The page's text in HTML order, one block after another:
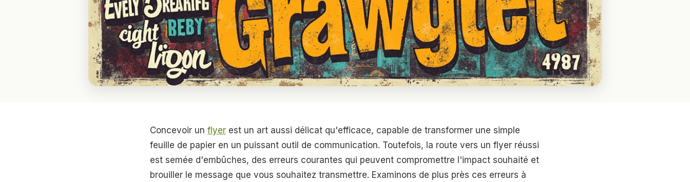
Concevoir un flyer est un art aussi délicat qu'efficace, capable de transformer une simple
feuille de papier en un puissant outil de communication. Toutefois, la route vers un flyer réussi
est semée d'embûches, des erreurs courantes qui peuvent compromettre l'impact souhaité et
brouiller le message que vous souhaitez transmettre. Examinons de plus près ces erreurs à